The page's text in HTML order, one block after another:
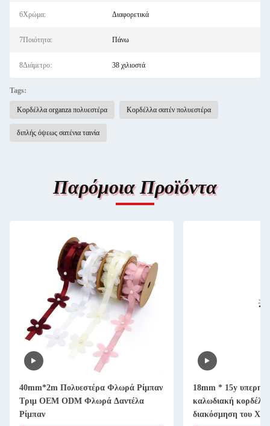
6Χρώμα: Διαφορετικά
7Ποιότητα: Πάνω
8Διάμετρο: 38 χιλιοστά
Tags:
Κορδέλλα organza πολυεστέρα Κορδέλλα σατέν πολυεστέρα
διπλής όψεως σατένια ταινία
Παρόμοια Προϊόντα
40mm*2m Πολυεστέρα Φλωρά Ρίμπαν
Τριμ OEM ODM Φλωρά Δαντέλα
Ρίμπαν
18mm * 15y
καλωδιακή κορδέλα
διακόσμηση του